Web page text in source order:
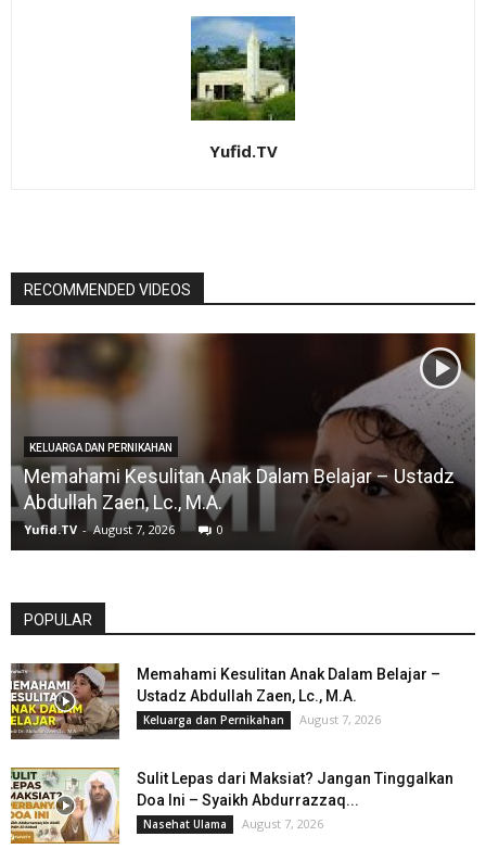
Yufid.TV
RECOMMENDED VIDEOS
KELUARGA DAN PERNIKAHAN
Memahami Kesulitan Anak Dalam Belajar – Ustadz
Abdullah Zaen, Lc., M.A.
Yufid.TV - August 7, 2026 0
POPULAR
Memahami Kesulitan Anak Dalam Belajar –
Ustadz Abdullah Zaen, Lc., M.A.
Keluarga dan Pernikahan August 7, 2026
Sulit Lepas dari Maksiat? Jangan Tinggalkan
Doa Ini – Syaikh Abdurrazzaq...
Nasehat Ulama August 7, 2026